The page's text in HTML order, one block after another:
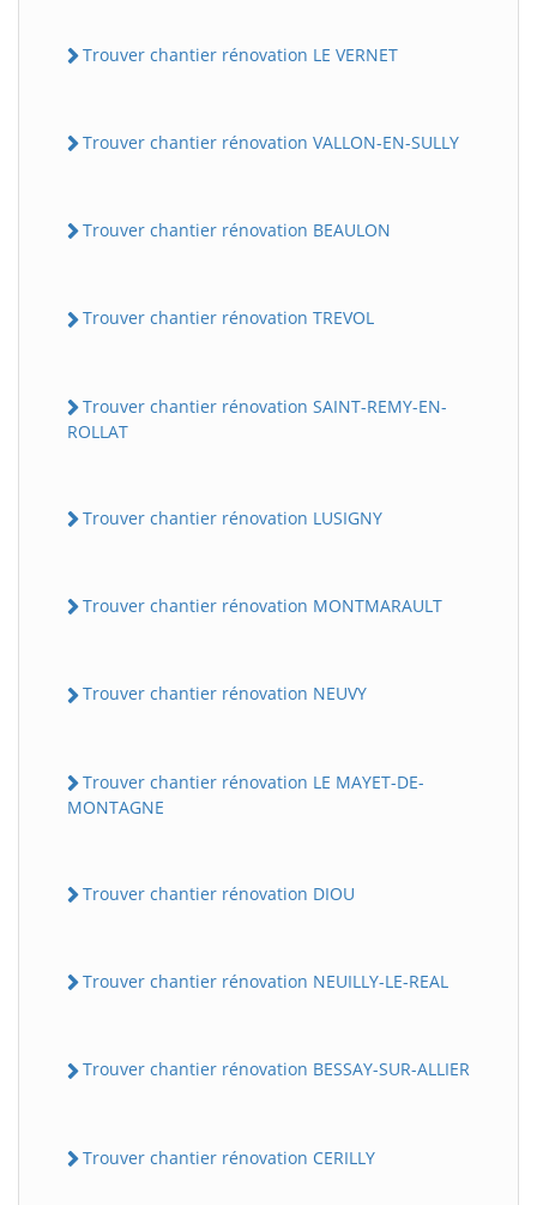
Trouver chantier rénovation LE VERNET
Trouver chantier rénovation VALLON-EN-SULLY
Trouver chantier rénovation BEAULON
Trouver chantier rénovation TREVOL
Trouver chantier rénovation SAINT-REMY-EN-
ROLLAT
Trouver chantier rénovation LUSIGNY
Trouver chantier rénovation MONTMARAULT
Trouver chantier rénovation NEUVY
Trouver chantier rénovation LE MAYET-DE-
MONTAGNE
Trouver chantier rénovation DIOU
Trouver chantier rénovation NEUILLY-LE-REAL
Trouver chantier rénovation BESSAY-SUR-ALLIER
Trouver chantier rénovation CERILLY